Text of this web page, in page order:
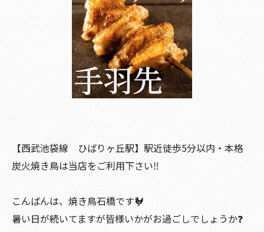
【西武池袋線 ひばりヶ丘駅】駅近徒歩5分以内・本格
炭火焼き鳥は当店をご利用下さい‼️
こんばんは、焼き鳥石橋です🐓
暑い日が続いてますが皆様いかがお過ごしでしょうか❓